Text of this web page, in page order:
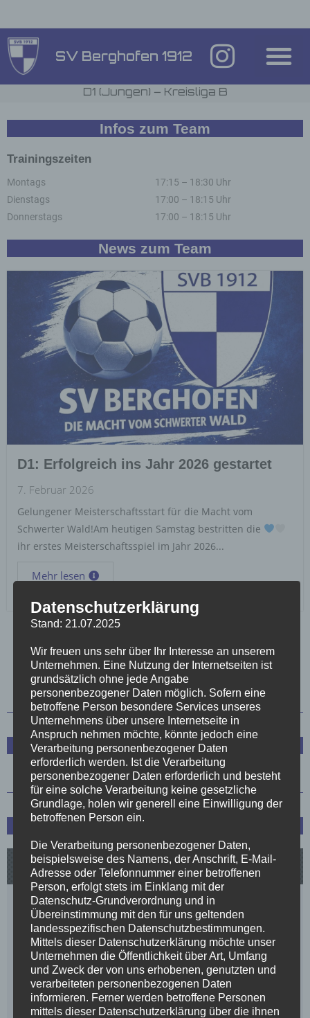
SV Berghofen 1912
D1 (Jungen) – Kreisliga B
Infos zum Team
Trainingszeiten
Montags
Dienstags
Donnerstags
17:15 – 18:30 Uhr
17:00 – 18:15 Uhr
17:00 – 18:15 Uhr
News zum Team
D1: Erfolgreich ins Jahr 2026 gestartet
7. Februar 2026
Gelungener Meisterschaftsstart für die Macht vom
Schwerter Wald!Am heutigen Samstag bestritten die
ihr erstes Meisterschaftsspiel im Jahr 2026...
Mehr lesen
1 2 3 4 5 6 7 8
Trainerstab
Spielplan und Tabelle
Datenschutzerklärung
Stand: 21.07.2025
Wir freuen uns sehr über Ihr Interesse an unserem
Unternehmen. Eine Nutzung der Internetseiten ist
grundsätzlich ohne jede Angabe
personenbezogener Daten möglich. Sofern eine
betroffene Person besondere Services unseres
Unternehmens über unsere Internetseite in
Anspruch nehmen möchte, könnte jedoch eine
Verarbeitung personenbezogener Daten
erforderlich werden. Ist die Verarbeitung
personenbezogener Daten erforderlich und besteht
für eine solche Verarbeitung keine gesetzliche
Grundlage, holen wir generell eine Einwilligung der
betroffenen Person ein.
Die Verarbeitung personenbezogener Daten,
beispielsweise des Namens, der Anschrift, E-Mail-
Adresse oder Telefonnummer einer betroffenen
Person, erfolgt stets im Einklang mit der
Datenschutz-Grundverordnung und in
Übereinstimmung mit den für uns geltenden
landesspezifischen Datenschutzbestimmungen.
Mittels dieser Datenschutzerklärung möchte unser
Unternehmen die Öffentlichkeit über Art, Umfang
und Zweck der von uns erhobenen, genutzten und
verarbeiteten personenbezogenen Daten
informieren. Ferner werden betroffene Personen
mittels dieser Datenschutzerklärung über die ihnen